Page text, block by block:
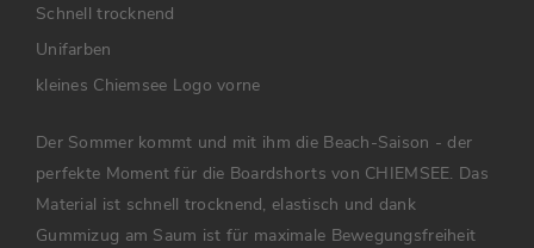
Schnell trocknend
Unifarben
kleines Chiemsee Logo vorne
Der Sommer kommt und mit ihm die Beach-Saison - der
perfekte Moment für die Boardshorts von CHIEMSEE. Das
Material ist schnell trocknend, elastisch und dank
Gummizug am Saum ist für maximale Bewegungsfreiheit